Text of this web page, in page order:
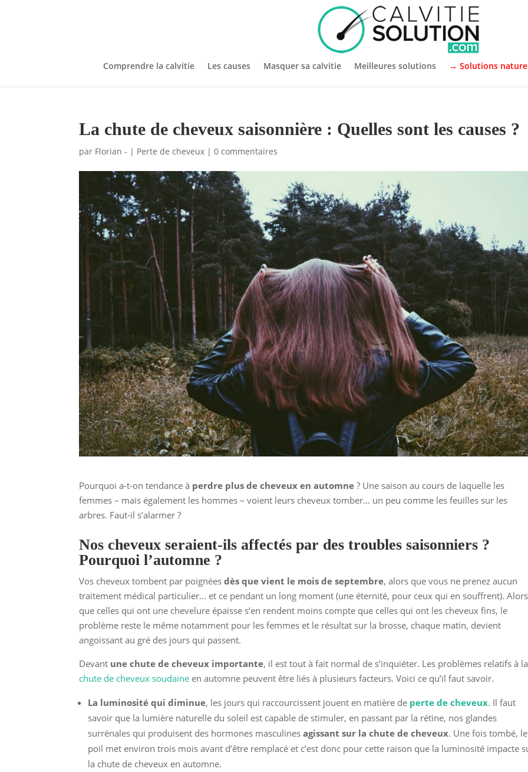
Comprendre la calvitie Les causes Masquer sa calvitie Meilleures solutions → Solutions
La chute de cheveux saisonnière : Quelles sont les causes ?
par Florian - | Perte de cheveux |0 commentaires
Pourquoi a-t-on tendance à perdre plus de cheveux en automne ? Une saison au cours de laquelle les
femmes – mais également les hommes – voient leurs cheveux tomber… un peu comme les feuilles sur les
arbres. Faut-il s’alarmer ?
Nos cheveux seraient-ils affectés par des troubles saisonniers ?
Pourquoi l’automne ?
Vos cheveux tombent par poignéesdès que vient le mois de septembre, alors que vous ne prenez aucun
traitement médical particulier… et ce pendant un long moment (une éternité, pour ceux qui en souffrent). Alors
que celles qui ont une chevelure épaisse s’en rendent moins compte que celles qui ont les cheveux fins, le
problème reste le même notamment pour les femmes et le résultat sur la brosse, chaque matin, devient
angoissant au gré des jours qui passent.
Devant une chute de cheveux importante, il est tout à fait normal de s’inquiéter. Les problèmes relatifs à la
chute de cheveux soudaine en automne peuvent être liés à plusieurs facteurs. Voici ce qu’il faut savoir.
La luminosité qui diminue, les jours qui raccourcissent jouent en matière de perte de cheveux. Il faut
savoir que la lumière naturelle du soleil est capable de stimuler, en passant par la rétine, nos glandes
surrénales qui produisent des hormones masculines agissant sur la chute de cheveux. Une fois tombé, le
poil met environ trois mois avant d’être remplacé et c’est donc pour cette raison que la luminosité impacte
la chute de cheveux en automne.